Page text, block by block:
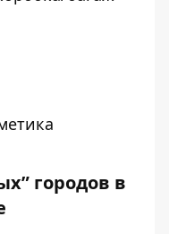
городов в